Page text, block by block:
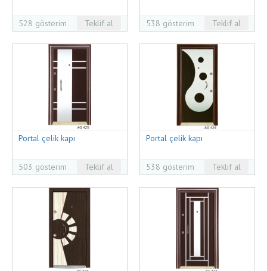
528 gösterim Teklif al 538 gösterim Teklif al
Portal çelik kapı
503 gösterim Teklif al
Portal çelik kapı
538 gösterim Teklif al